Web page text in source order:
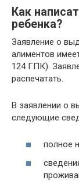
Как
ребенка?
Заявление о
алиментов
124 ГПК).
распечатать.
В заявлении о
следующие
полное